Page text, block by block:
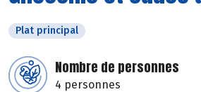
Plat principal
Nombre de personnes
4 personnes